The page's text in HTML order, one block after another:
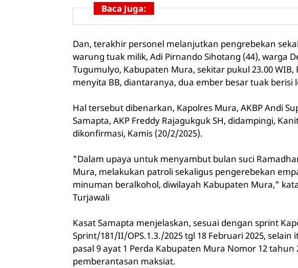
Baca Juga:
Dan, terakhir personel melanjutkan pengrebekan
warung tuak milik, Adi Pirnando Sihotang (44), warga
Tugumulyo, Kabupaten Mura, sekitar pukul 23.00 WIB,
menyita BB, diantaranya, dua ember besar tuak berisi
Hal tersebut dibenarkan, Kapolres Mura, AKBP Andi
Samapta, AKP Freddy Rajagukguk SH, didampingi,
dikonfirmasi, Kamis (20/2/2025).
"Dalam upaya untuk menyambut bulan suci
Mura, melakukan patroli sekaligus pengerebekan
minuman beralkohol, diwilayah Kabupaten Mura,"
Turjawali
Kasat Samapta menjelaskan, sesuai dengan sprint
Sprint/181/II/OPS.1.3./2025 tgl 18 Februari 2025, selain
pasal 9 ayat 1 Perda Kabupaten Mura Nomor 12
pemberantasan maksiat.